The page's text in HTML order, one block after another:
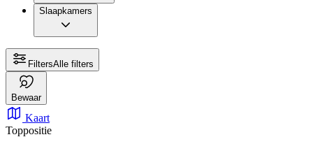
Slaapkamers
FiltersAlle filters
Bewaar
Kaart
Toppositie